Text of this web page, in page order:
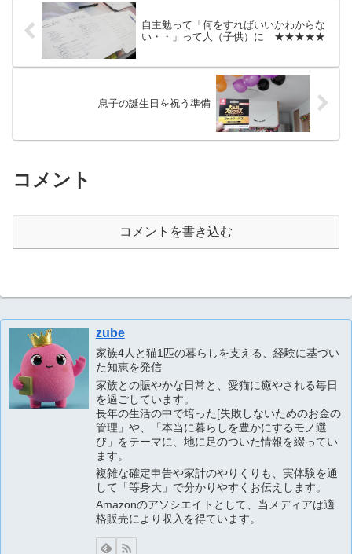
自主勉って「何をすればいいかわからな
い・・」って人（子供）に ★★★★★
息子の誕生日を祝う準備
コメント
コメントを書き込む
zube
家族4人と猫1匹の暮らしを支える、経験に基づい
た知恵を発信
家族との賑やかな日常と、愛猫に癒やされる毎日
を過ごしています。
長年の生活の中で培った[失敗しないためのお金の
管理」や、「本当に暮らしを豊かにするモノ選
び」をテーマに、地に足のついた情報を綴ってい
ます。
複雑な確定申告や家計のやりくりも、実体験を通
して「等身大」で分かりやすくお伝えします。
Amazonのアソシエイトとして、当メディアは適
格販売により収入を得ています。